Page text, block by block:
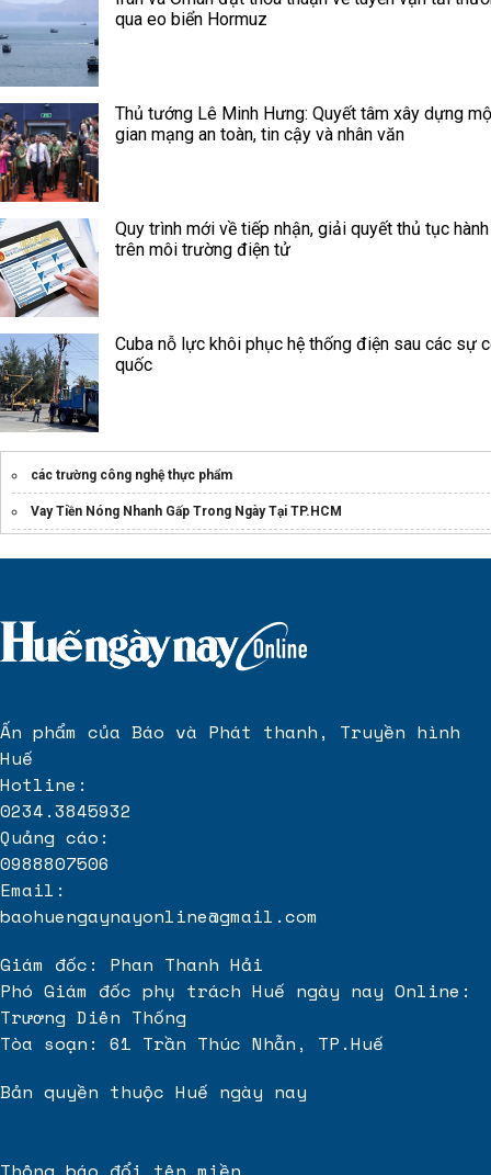
qua eo biển Hormuz
Thủ tướng Lê Minh Hưng: Quyết tâm xây dựng
gian mạng an toàn, tin cậy và nhân văn
Quy trình mới về tiếp nhận, giải quyết thủ tục
trên môi trường điện tử
Cuba nỗ lực khôi phục hệ thống điện sau các sự
quốc
các trường công nghệ thực phẩm
Vay Tiền Nóng Nhanh Gấp Trong Ngày Tại TP.HCM
Giá gửi hàng đi trung quốc
trụ implant kontact
Ấn phẩm của Báo và Phát thanh, Truyền hình
Huế
Hotline:
0234.3845932
Quảng cáo:
0988807506
Email:
baohuengaynayonline@gmail.com
Giám đốc: Phan Thanh Hải
Phó Giám đốc phụ trách Huế ngày nay Online:
Trương Diên Thống
Tòa soạn: 61 Trần Thúc Nhẫn, TP.Huế
Bản quyền thuộc Huế ngày nay